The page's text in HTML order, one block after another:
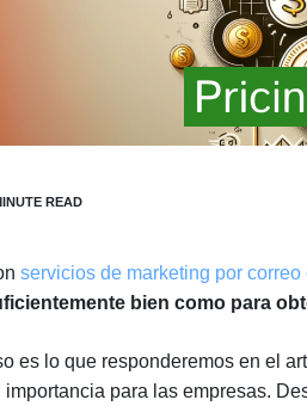
servicios de marketing por correo
bien como para
es lo que responderemos en el
importancia para las empresas.